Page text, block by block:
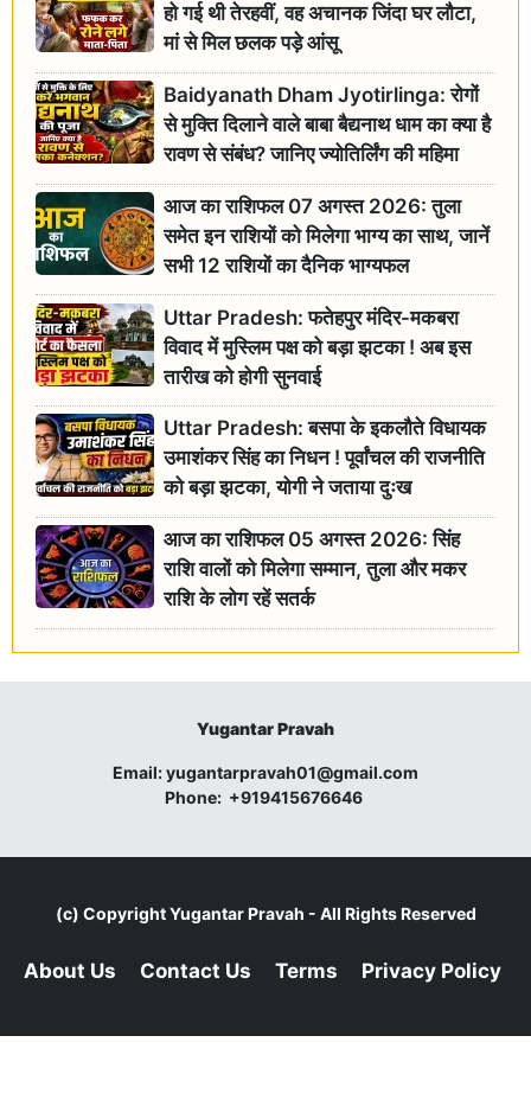
हो गई थी तेरहवीं, वह अचानक जिंदा घर लौटा,
मां से मिल छलक पड़े आंसू
Baidyanath Dham Jyotirlinga: रोगों
से मुक्ति दिलाने वाले बाबा बैद्यनाथ धाम का क्या है
रावण से संबंध? जानिए ज्योतिर्लिंग की महिमा
आज का राशिफल 07 अगस्त 2026: तुला
समेत इन राशियों को मिलेगा भाग्य का साथ, जानें
सभी 12 राशियों का दैनिक भाग्यफल
Uttar Pradesh: फतेहपुर मंदिर-मकबरा
विवाद में मुस्लिम पक्ष को बड़ा झटका ! अब इस
तारीख को होगी सुनवाई
Uttar Pradesh: बसपा के इकलौते विधायक
उमाशंकर सिंह का निधन ! पूर्वांचल की राजनीति
को बड़ा झटका, योगी ने जताया दुःख
आज का राशिफल 05 अगस्त 2026: सिंह
राशि वालों को मिलेगा सम्मान, तुला और मकर
राशि के लोग रहें सतर्क
Yugantar Pravah
Email:yugantarpravah01@gmail.com
Phone: +919415676646
(c) CopyrightYugantar Pravah - All Rights Reserved
About Us Contact Us Terms Privacy Policy